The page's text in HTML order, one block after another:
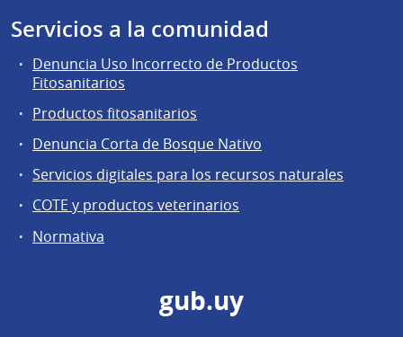
Servicios a la comunidad
Denuncia Uso Incorrecto de Productos
Fitosanitarios
Productos fitosanitarios
Denuncia Corta de Bosque Nativo
Servicios digitales para los recursos naturales
COTE y productos veterinarios
Normativa
gub.uy